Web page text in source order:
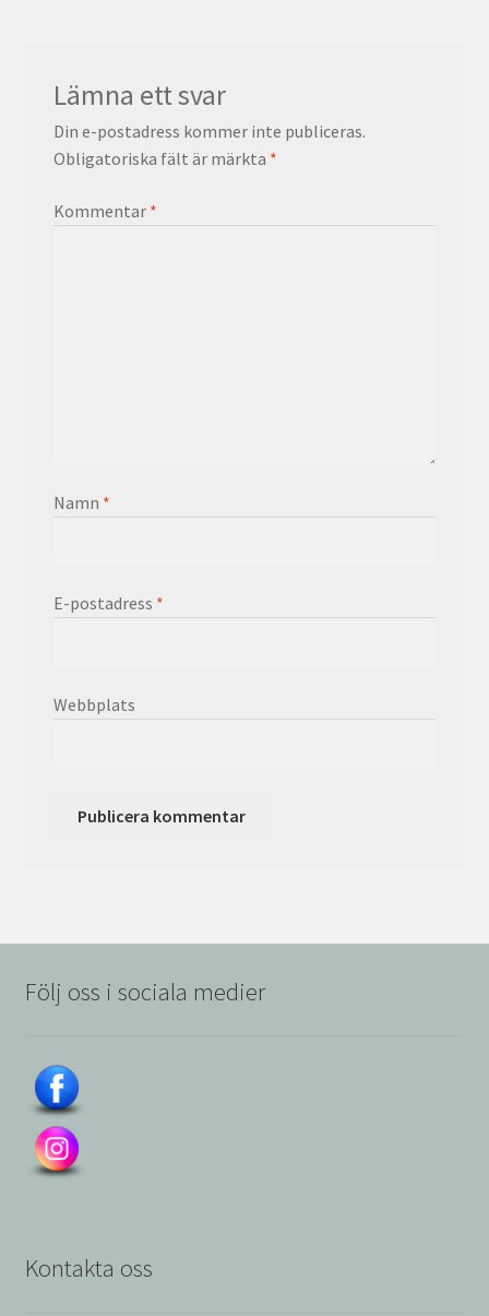
Lämna ett svar
Din e-postadress kommer inte publiceras.
Obligatoriska fält är märkta *
Kommentar *
Namn *
E-postadress *
Webbplats
Följ oss i sociala medier
Kontakta oss